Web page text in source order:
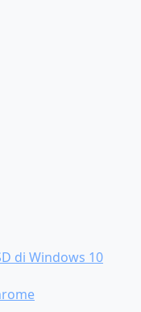
di Windows 10